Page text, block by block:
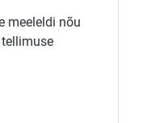
meeleldi nõu